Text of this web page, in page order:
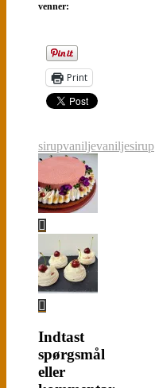
venner:
Print
sirupvaniljevaniljesirup
Indtast
spørgsmål
eller